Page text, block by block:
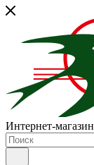
Интернет-магазин